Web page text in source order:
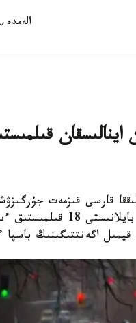
الەمدە
جەمقورلىققا قارسى قىزمەت
زاڭسىز بەرۋگە جانە شەتەلدىك اۆتوموبيلدەردى ەسەپكە قويۋعا
اگەنتتىگىنىڭ باسپا